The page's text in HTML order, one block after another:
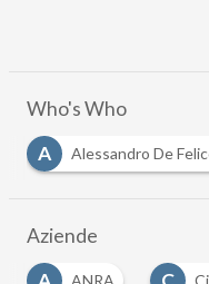
Who's Who
A
Alessandro De
Aziende
ANRA